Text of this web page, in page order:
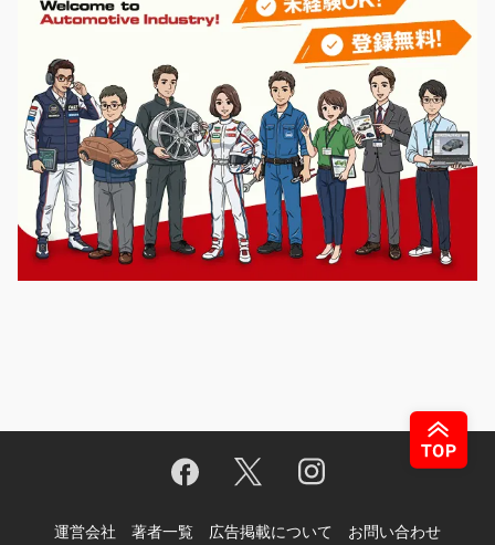
運営会社 著者一覧 広告掲載について お問い合わせ